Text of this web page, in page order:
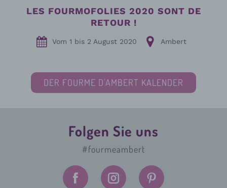
LES FOURMOFOLIES 2020 SONT DE
RETOUR !
Vom 1 bis 2 August 2020 Ambert
DER FOURME D'AMBERT KALENDER
Folgen Sie uns
#fourmeambert